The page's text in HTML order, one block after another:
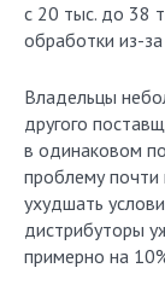
с 20 тыс. до 38
обработки из-
Владельцы
другого
в одинаковом
проблему почти
ухудшать
дистрибуторы
примерно на